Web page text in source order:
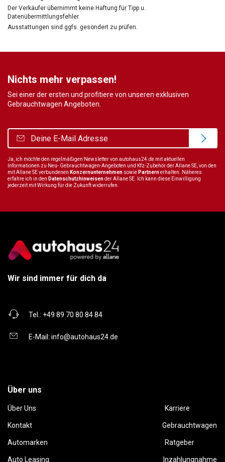
Der Verkäufer übernimmt keine Haftung für Tipp u.
Datenübermittlungsfehler.
Ausstattungen sind ggfs. gesondert zu prüfen.
Nichts mehr verpassen!
Sei einer der ersten und profitiere von unseren exklusiven
Gebrauchtwagen Angeboten.
Ja, ich möchte den regelmäßigen Newsletter von autohaus24.de mit aktuellen
Informationen zu Neu- Gebrauchtwagen-Angeboten und Kfz-Zubehör der Allane SE, von den
mit Allane SE verbundenen Konzernunternehmen sowie Partnernerhalten. Näheres
erfahre ich in den Datenschutzhinweisender Allane SE. Ich kann diese Einwilligung
jederzeit mit Wirkung für die Zukunft widerrufen.
Wir sind immer für dich da
Tel.: +49 89 70 80 84 84
E-Mail: info@autohaus24.de
Über uns
Über Uns Karriere
Kontakt Gebrauchtwagen
Automarken Ratgeber
Auto Leasing Inzahlungnahme